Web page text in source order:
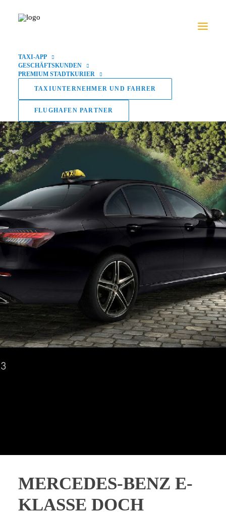
TAXI-APP
GESCHÄFTSKUNDEN
PREMIUM STADTKURIER
TAXIUNTERNEHMER UND FAHRER
FLUGHAFEN PARTNER
MERCEDES-BENZ E-
KLASSE DOCH